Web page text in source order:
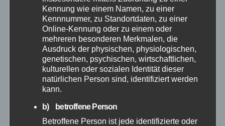
Juni 2026
Mai 2026
April 2026
März 2026
Februar 2026
Kennung wie einem Namen, zu einer
Kennnummer, zu Standortdaten, zu einer
Online-Kennung oder zu einem oder
mehreren besonderen Merkmalen, die
Ausdruck der physischen, physiologischen,
genetischen, psychischen, wirtschaftlichen,
kulturellen oder sozialen Identität dieser
natürlichen Person sind, identifiziert werden
kann.
b) betroffene Person
Betroffene Person ist jede identifizierte oder